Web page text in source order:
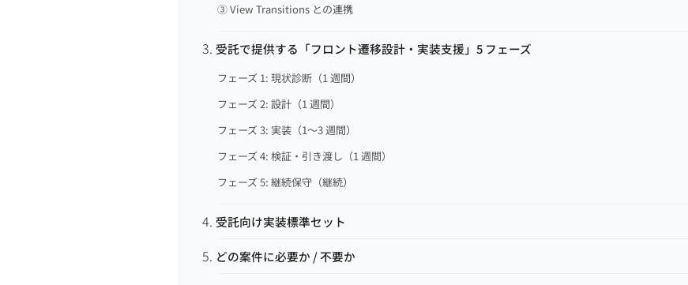
③ View Transitions との連携
受託で提供する「フロント遷移設計・実装支援」5 フェーズ
フェーズ 1: 現状診断（1 週間）
フェーズ 2: 設計（1 週間）
フェーズ 3: 実装（1〜3 週間）
フェーズ 4: 検証・引き渡し（1 週間）
フェーズ 5: 継続保守（継続）
受託向け実装標準セット
どの案件に必要か / 不要か